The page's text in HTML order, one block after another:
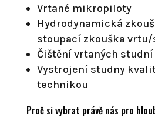
Vrtané mikropiloty
Hydrodynamická
stoupací zkouška
Čištění vrtaných studní
Vystrojení studny
technikou
Proč si vybrat právě nás pro